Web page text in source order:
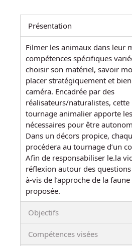
Présentation
Filmer les animaux dans leur
compétences spécifiques
choisir son matériel, savoir
placer stratégiquement et
caméra. Encadrée par des
réalisateurs/naturalistes,
tournage animalier apporte
nécessaires pour être
Dans un décors propice,
procédera au tournage d’un
Afin de responsabiliser le.la
réflexion autour des
à-vis de l’approche de la
proposée.
Objectifs
Compétences visées